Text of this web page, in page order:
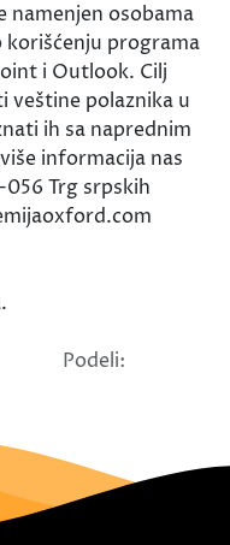
osobama
korišćenju programa
i Outlook. Cilj
veštine polaznika u
ih sa naprednim
informacija nas
Trg srpskih
Podeli: